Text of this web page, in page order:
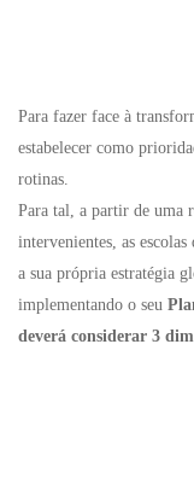
Para fazer face à
estabelecer como
rotinas.
Para tal, a partir de uma
intervenientes, as
a sua própria estratégia
implementando o seu
deverá considerar 3